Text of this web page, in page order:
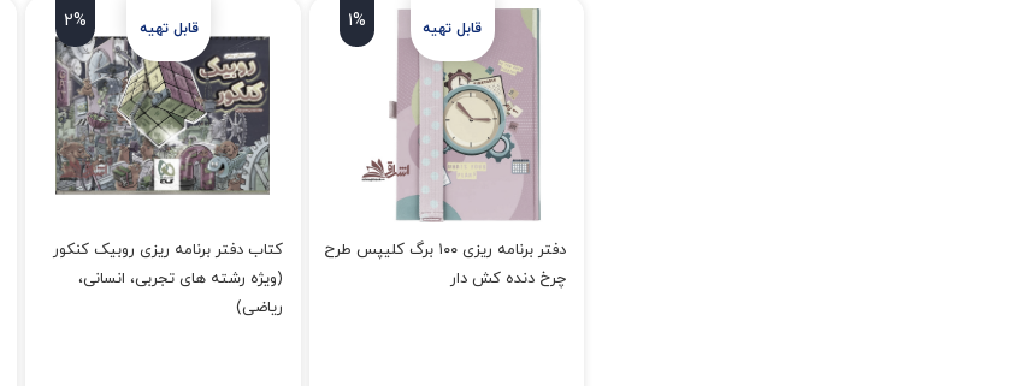
1%
دفتر برنامه ریزی ۱۰۰ برگ کلیپس طرح
چرخ دنده کش دار
2%
کتاب دفتر برنامه ریزی روبیک کنکور
(ویژه رشته های تجربی، انسانی،
ریاضی)